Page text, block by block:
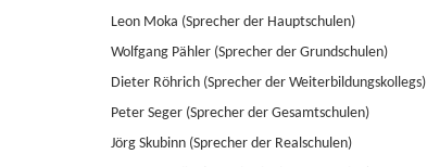
Leon Moka (Sprecher der Hauptschulen)
Wolfgang Pähler (Sprecher der Grundschulen)
Dieter Röhrich (Sprecher der Weiterbildungskollegs)
Peter Seger (Sprecher der Gesamtschulen)
Jörg Skubinn (Sprecher der Realschulen)